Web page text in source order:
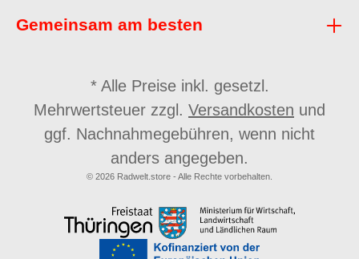
Gemeinsam am besten
* Alle Preise inkl. gesetzl.
Mehrwertsteuer zzgl. Versandkosten und
ggf. Nachnahmegebühren, wenn nicht
anders angegeben.
© 2026 Radwelt.store - Alle Rechte vorbehalten.